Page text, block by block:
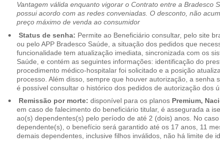
Vantagem válida enquanto vigorar o Contrato entre a Bradesco
possui acordo com as redes conveniadas. O desconto, não
preço máximo de venda ao consumidor
Status de senha: Permite ao Beneficiário consultar, pelo site
ou pelo APP Bradesco Saúde, a situação dos pedidos que
funcionalidade tem atualização imediata, sincronizada com os
Saúde, e contém as seguintes informações: identificação do
procedimento médico-hospitalar foi solicitado e a posição
processo. Além disso, sempre que houver autorização, a senha
é possível consultar o histórico dos pedidos de autorização dos
Remissão por morte: disponível para os planos Premium,
em caso de falecimento do beneficiário titular, é assegurada a
ao(s) dependentes(s) pelo período de até 2 (dois) anos. No
dependente(s), o benefício será garantido até os 17 anos, 11
demais dependentes, inclusive filhos inválidos, não há limite de